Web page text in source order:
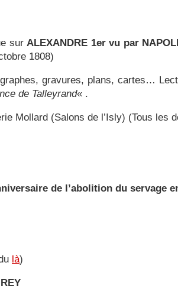
surALEXANDRE 1er vu par
1808)
gravures, plans, cartes…
de Talleyrand« .
Mollard (Salons de l’Isly) (Tous les
de l’abolition du servage
là)